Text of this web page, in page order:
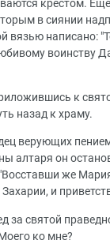
крестом.
в сиянии
вязью написано:
воинству
к
назад к храму.
верующих
алтаря он
же
и
святой
ко мне?